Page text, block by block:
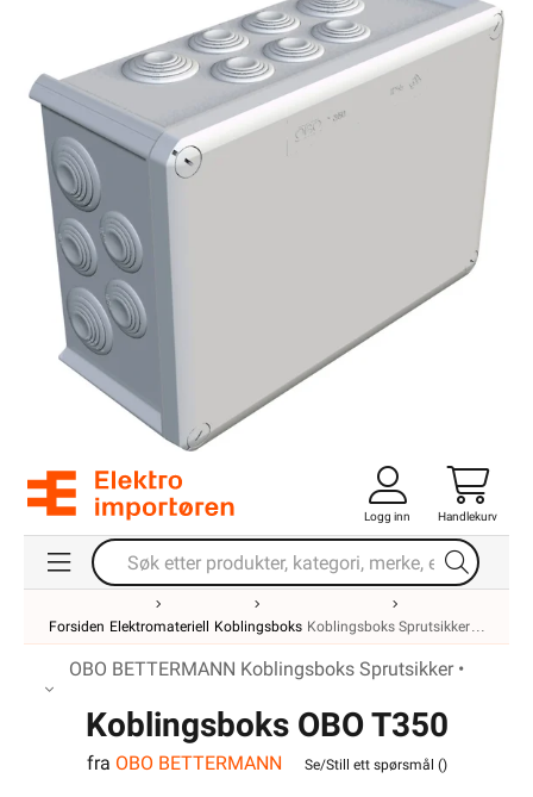
Logg inn Handlekurv
Forsiden Elektromateriell Koblingsboks Koblingsboks Sprutsikker
OBO BETTERMANN Koblingsboks Sprutsikker •
Koblingsboks OBO T350
IP66
fra OBO BETTERMANN Se/Still ett spørsmål ()